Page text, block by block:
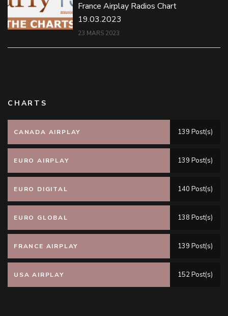
France Airplay Radios Chart
19.03.2023
23 MARS 2023
CHARTS
CANADA AIRPLAY 139 Post(s)
EURO AIRPLAY 139 Post(s)
EURO DIGITAL 140 Post(s)
EURO GLOBAL 138 Post(s)
FRANCE AIRPLAY 139 Post(s)
USA AIRPLAY 152 Post(s)